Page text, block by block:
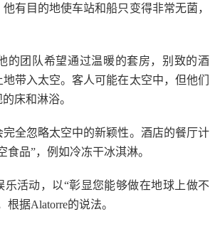
有目的地使车站和船只变得非常无菌，
的团队希望通过温暖的套房，别致的酒
带入太空。客人可能在太空中，但他们
床和淋浴。
全忽略太空中的新颖性。酒店的餐厅计
食品”，例如冷冻干冰淇淋。
乐活动，以“彰显您能够做在地球上做不
根据Alatorre的说法。